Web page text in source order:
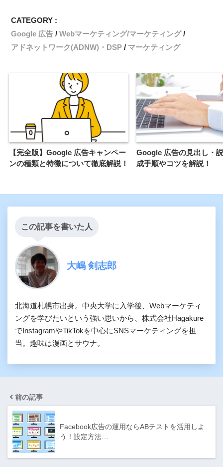
CATEGORY :
Google 広告
Webマーケティング/マーケティング
アドネットワーク(ADNW)・DSP
マーケティング
【完全版】Google 広告キャンペー
ンの種類と特徴について徹底解説！
Google 広告の見出し・
成手順やコツを解説！
この記事を書いた人
大嶋 剣志郎
北海道札幌市出身。中央大学に入学後、Webマーケティ
ングを学びたいという強い思いから、株式会社Hagakure
でInstagramやTikTokを中心にSNSマーケティングを担
当。趣味は漫画とサウナ。
前の記事
Facebook広告の運用ならABテストを活用しよ
う！設定方法…